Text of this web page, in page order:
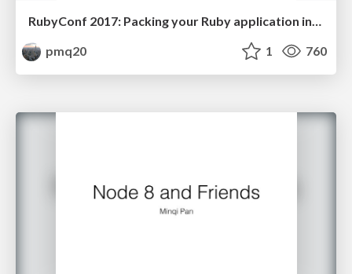
RubyConf 2017: Packing your Ruby application into a single executable
pmq20
1 760